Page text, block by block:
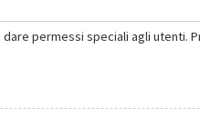
permessi speciali agli utenti.